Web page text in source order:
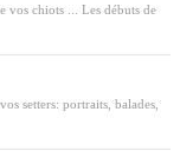
vos chiots ... Les débuts de
setters: portraits, balades,